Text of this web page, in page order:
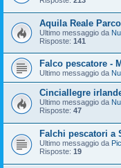
Aquila Reale
Ultimo messaggio da
Risposte: 141
Falco pescatore -
Ultimo messaggio da
Cinciallegre
Ultimo messaggio da
Risposte: 47
Falchi pescatori a
Ultimo messaggio da
Risposte: 19